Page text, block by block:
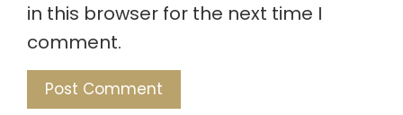
in this browser for the next time I
comment.